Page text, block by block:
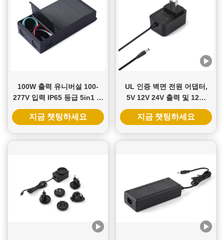
100W 출력 유니버설 100-
277V 입력 IP65 등급 5in1 디
밍 LED 트랜스포머
지금 챗팅하세요
UL 인증 벽면 전원 어댑터,
5V 12V 24V 출력 및 12W
24W 전력, 지능형 도어락용
지금 챗팅하세요